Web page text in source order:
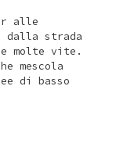
alle
dalla strada
molte vite.
mescola
di basso